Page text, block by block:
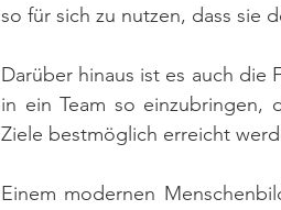
so für sich zu nutzen, dass sie
Darüber hinaus ist es auch die
in ein Team so einzubringen,
Ziele bestmöglich erreicht
Einem modernen